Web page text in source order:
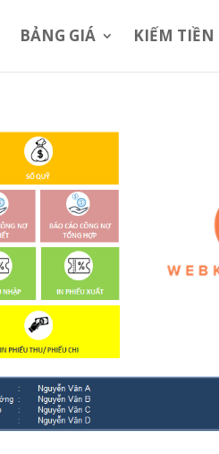
BẢNG GIÁ KIẾM